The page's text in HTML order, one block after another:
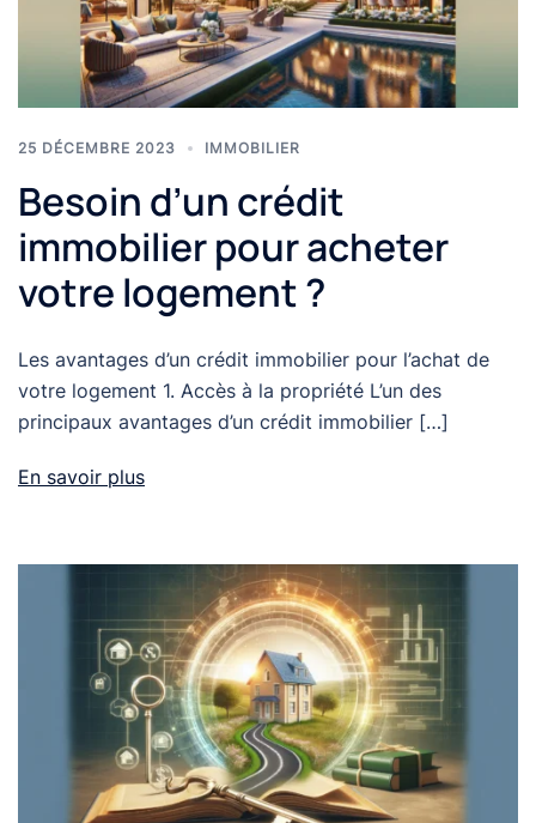
25 DÉCEMBRE 2023 IMMOBILIER
Besoin d’un crédit
immobilier pour acheter
votre logement ?
Les avantages d’un crédit immobilier pour l’achat de
votre logement 1. Accès à la propriété L’un des
principaux avantages d’un crédit immobilier […]
En savoir plus